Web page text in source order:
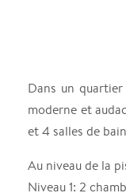
Dans un
moderne et
et 4 salles de
Au niveau de la
Niveau 1: 2